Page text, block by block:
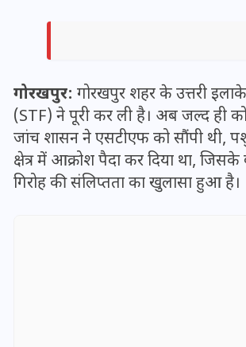
गोरखपुर: गोरखपुर शहर के उत्तरी
(STF) ने पूरी कर ली है। अब जल्द ही
जांच शासन ने एसटीएफ को सौंपी थी,
क्षेत्र में आक्रोश पैदा कर दिया था,
गिरोह की संलिप्तता का खुलासा हुआ है।